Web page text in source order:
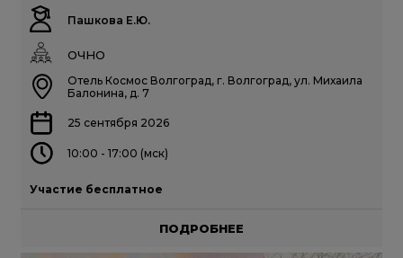
Пашкова Е.Ю.
ОЧНО
Отель Космос Волгоград, г. Волгоград, ул. Михаила
Балонина, д. 7
25 сентября 2026
10:00 - 17:00 (мск)
Участие бесплатное
ПОДРОБНЕЕ